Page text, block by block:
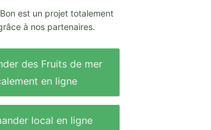
est un projet totalement
à nos partenaires.
des Fruits de mer
en ligne
local en ligne